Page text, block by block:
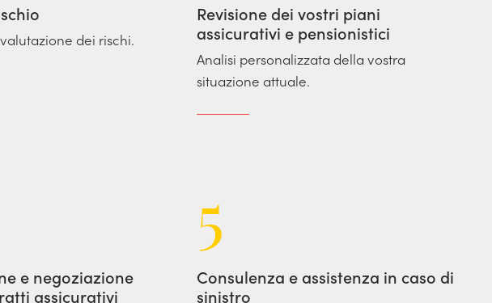
dei rischi.
Revisione dei vostri piani
assicurativi e pensionistici
Analisi personalizzata della vostra
situazione attuale.
e negoziazione
assicurativi
5
Consulenza e assistenza in caso di
sinistro